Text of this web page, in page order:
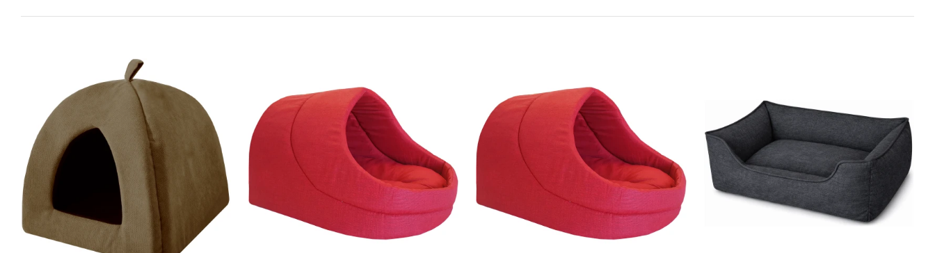
DETAILS DETAILS DETAILS DETAILS